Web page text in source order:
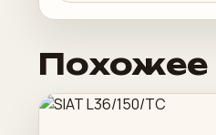
Похожее